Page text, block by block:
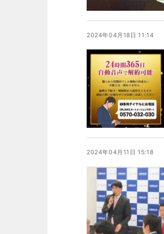
2024年04月18日 11:14
2024年04月11日 15:18